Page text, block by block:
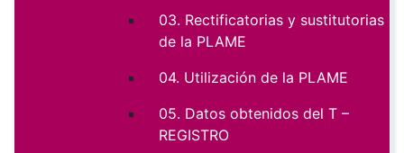
03. Rectificatorias y sustitutorias
de la PLAME
04. Utilización de la PLAME
05. Datos obtenidos del T –
REGISTRO